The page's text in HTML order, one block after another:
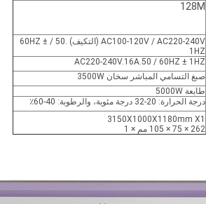
128M
AC100-120V / AC220-240V (التكيف) .50 / 60HZ ±
1HZ
AC220-240V.16A.50 / 60HZ ± 1HZ
صبغ التسامي المباشر سخان 3500W
طابعة 5000W
درجة الحرارة: 20-32 درجة مئوية، والرطوبة: 40-60٪
3150X1000X1180mm X1
262 × 75 × 105 مم × 1